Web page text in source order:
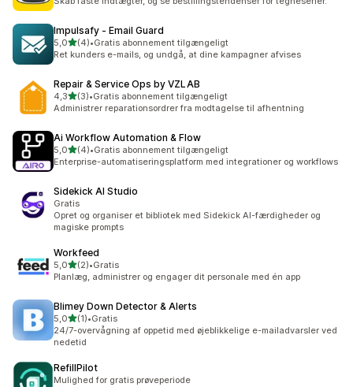
Impulsafy ‑ Email Guard
5,0ud af 5 stjerner
(4)
4 anmeldelser i alt
•Gratis abonnement tilgængeligt
Ret kunders e-mails, og undgå, at dine kampagner afvises
Repair & Service Ops by VZLAB
4,3ud af 5 stjerner
(3)
3 anmeldelser i alt
•Gratis abonnement tilgængeligt
Administrer reparationsordrer fra modtagelse til afhentning
Ai Workflow Automation & Flow
5,0ud af 5 stjerner
(4)
4 anmeldelser i alt
•Gratis abonnement tilgængeligt
Enterprise-automatiseringsplatform med integrationer og workflows
Sidekick AI Studio
Gratis
Opret og organiser et bibliotek med Sidekick AI-færdigheder og
magiske prompts
Workfeed
5,0ud af 5 stjerner
(2)
2 anmeldelser i alt
•Gratis
Planlæg, administrer og engager dit personale med én app
Blimey Down Detector & Alerts
5,0ud af 5 stjerner
(1)
1 anmeldelser i alt
•Gratis
24/7-overvågning af oppetid med øjeblikkelige e-mailadvarsler ved
nedetid
RefillPilot
Mulighed for gratis prøveperiode